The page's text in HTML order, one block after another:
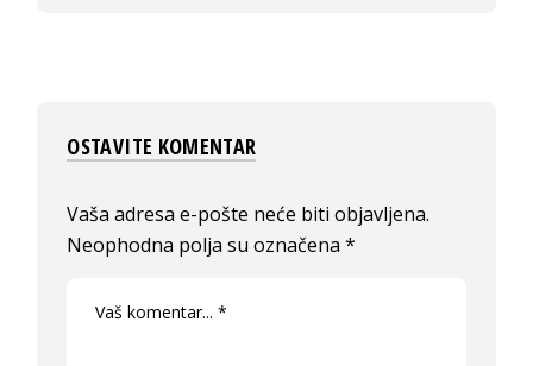
OSTAVITE KOMENTAR
Vaša adresa e-pošte neće biti objavljena.
Neophodna polja su označena*